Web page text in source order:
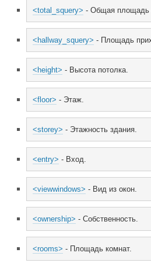
<total_squery> - Общая площадь
<hallway_squery> - Площадь
<height> - Высота потолка.
<floor> - Этаж.
<storey> - Этажность здания.
<entry> - Вход.
<viewwindows> - Вид из окон.
<ownership> - Собственность.
<rooms> - Площадь комнат.